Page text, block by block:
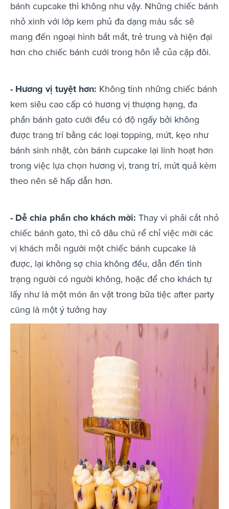
bánh cupcake thì không như vậy. Những chiếc bánh
nhỏ xinh với lớp kem phủ đa dạng màu sắc sẽ
mang đến ngoại hình bắt mắt, trẻ trung và hiện đại
hơn cho chiếc bánh cưới trong hôn lễ của cặp đôi.
- Hương vị tuyệt hơn: Không tính những chiếc bánh
kem siêu cao cấp có hương vị thượng hạng, đa
phần bánh gato cưới đều có độ ngấy bởi không
được trang trí bằng các loại topping, mứt, kẹo như
bánh sinh nhật, còn bánh cupcake lại linh hoạt hơn
trong việc lựa chọn hương vị, trang trí, mứt quả kèm
theo nên sẽ hấp dẫn hơn.
- Dễ chia phần cho khách mời: Thay vì phải cắt nhỏ
chiếc bánh gato, thì cô dâu chú rể chỉ việc mời các
vị khách mỗi người một chiếc bánh cupcake là
được, lại không sợ chia không đều, dẫn đến tình
trạng người có người không, hoặc để cho khách tự
lấy như là một món ăn vặt trong bữa tiệc after party
cũng là một ý tưởng hay